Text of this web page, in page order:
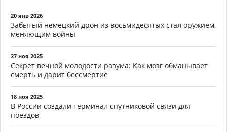
20 янв 2026
Забытый немецкий дрон из восьмидесятых стал оружием,
меняющим войны
27 ноя 2025
Секрет вечной молодости разума: Как мозг обманывает
смерть и дарит бессмертие
18 ноя 2025
В России создали терминал спутниковой связи для
поездов